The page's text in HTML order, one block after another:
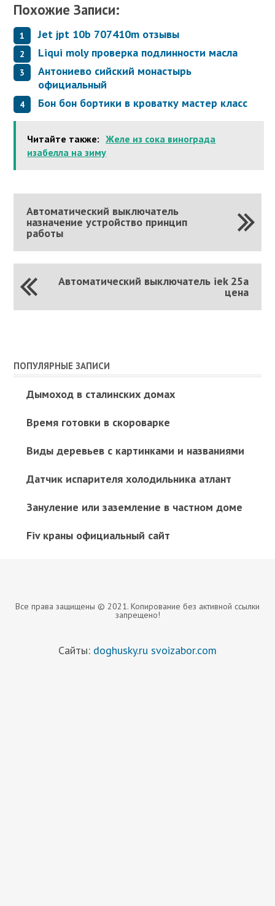
Похожие Записи:
Jet jpt 10b 707410m отзывы
Liqui moly проверка подлинности масла
Антониево сийский монастырь
официальный
Бон бон бортики в кроватку мастер класс
Читайте также: Желе из сока винограда
изабелла на зиму
Автоматический выключатель
назначение устройство принцип
работы
Автоматический выключатель iek 25а
цена
ПОПУЛЯРНЫЕ ЗАПИСИ
Дымоход в сталинских домах
Время готовки в скороварке
Виды деревьев с картинками и названиями
Датчик испарителя холодильника атлант
Зануление или заземление в частном доме
Fiv краны официальный сайт
Все права защищены © 2021. Копирование без активной ссылки
запрещено!
Сайты: doghusky.ru svoizabor.com